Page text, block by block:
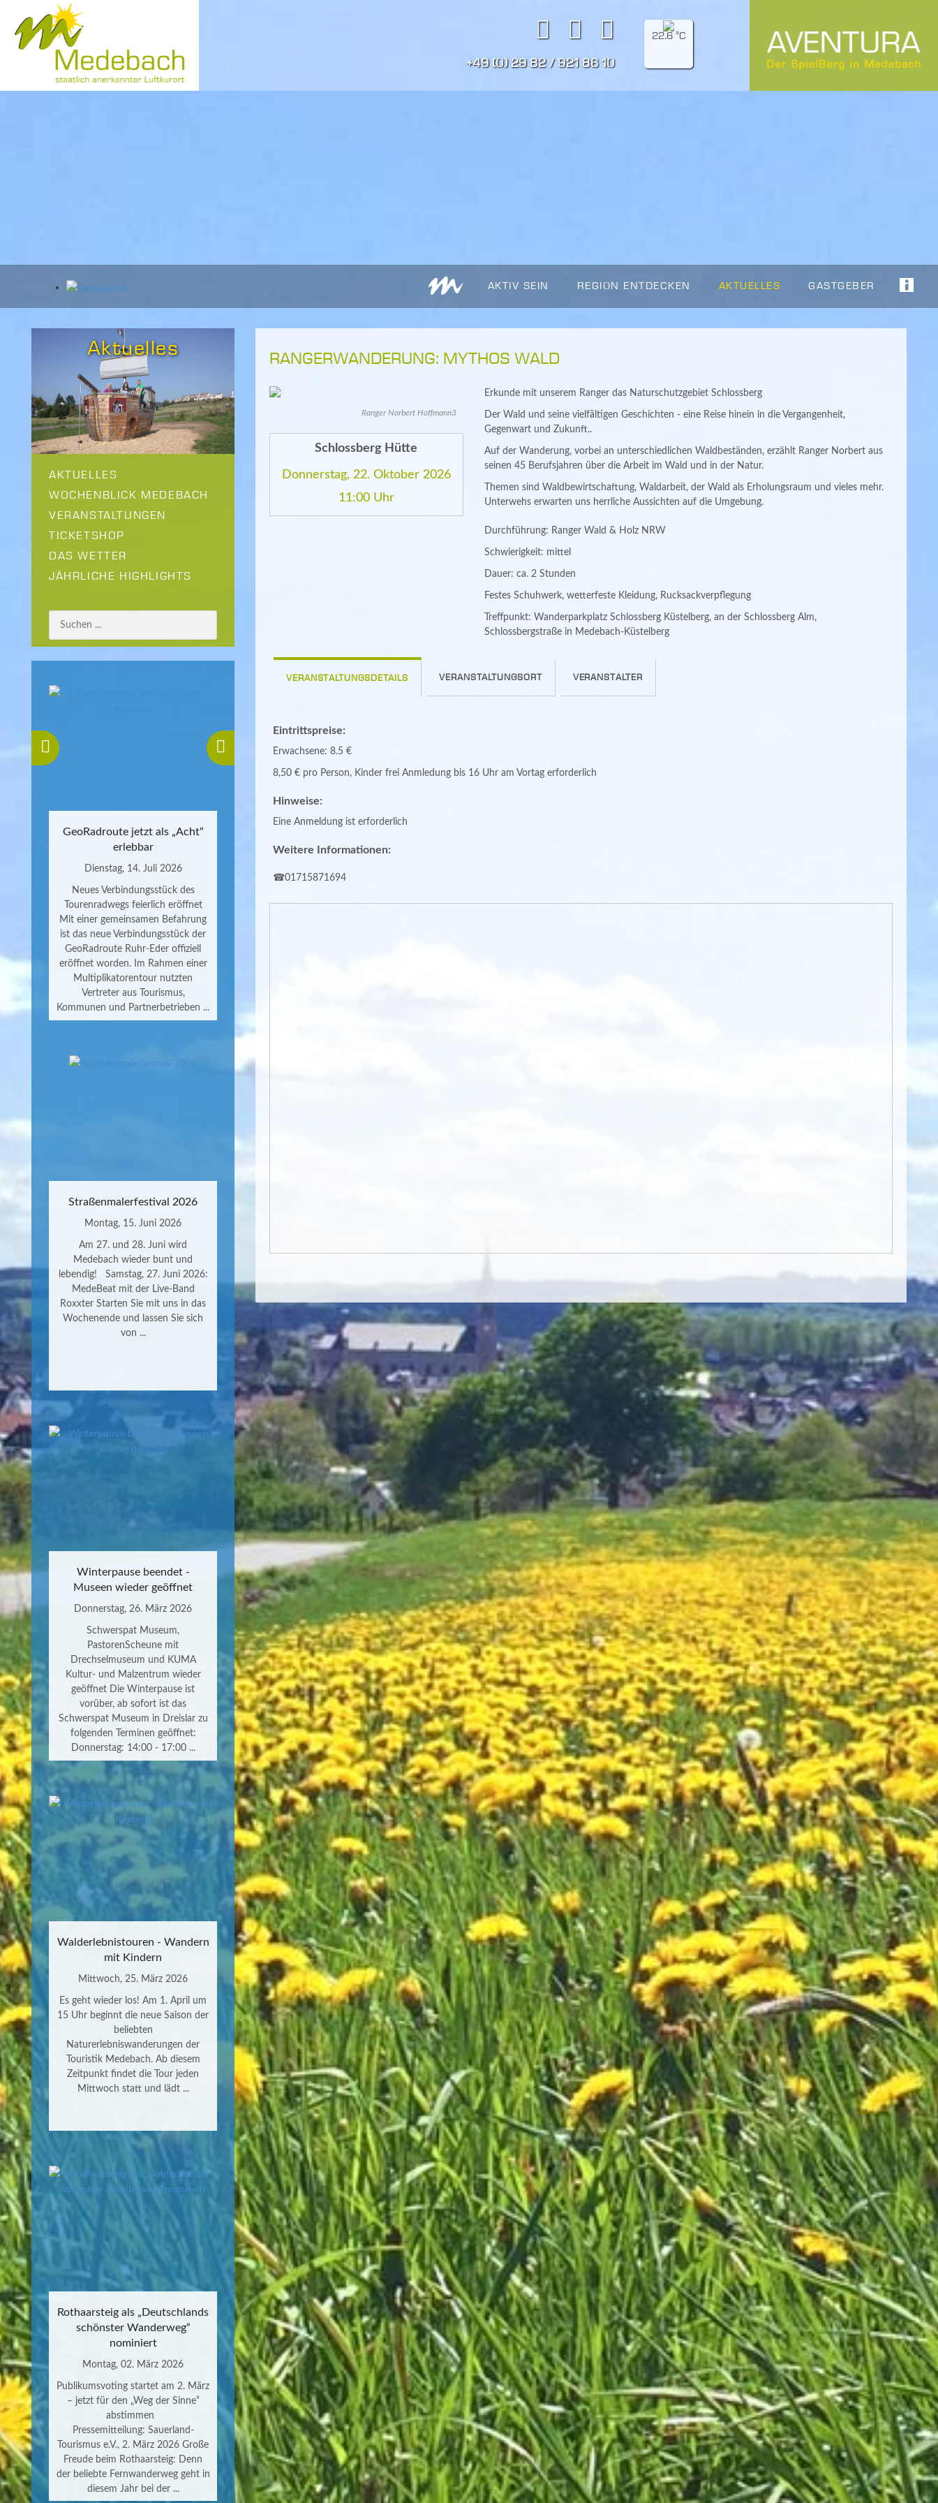
+49 (0) 29 82 / 921 86 10
22.6 °C
AKTIV SEIN REGION ENTDECKEN AKTUELLES GASTGEBER
Aktuelles
AKTUELLES
WOCHENBLICK MEDEBACH
VERANSTALTUNGEN
TICKETSHOP
DAS WETTER
JÄHRLICHE HIGHLIGHTS
GeoRadroute jetzt als „Acht“
erlebbar
Dienstag, 14. Juli 2026
Neues Verbindungsstück des
Tourenradwegs feierlich eröffnet
Mit einer gemeinsamen Befahrung
ist das neue Verbindungsstück der
GeoRadroute Ruhr-Eder offiziell
eröffnet worden. Im Rahmen einer
Multiplikatorentour nutzten
Vertreter aus Tourismus,
Kommunen und Partnerbetrieben ...
Straßenmalerfestival 2026
Montag, 15. Juni 2026
Am 27. und 28. Juni wird
Medebach wieder bunt und
lebendig! Samstag, 27. Juni 2026:
MedeBeat mit der Live-Band
Roxxter Starten Sie mit uns in das
Wochenende und lassen Sie sich
von ...
Winterpause beendet -
Museen wieder geöffnet
Donnerstag, 26. März 2026
Schwerspat Museum,
PastorenScheune mit
Drechselmuseum und KUMA
Kultur- und Malzentrum wieder
geöffnet Die Winterpause ist
vorüber, ab sofort ist das
Schwerspat Museum in Dreislar zu
folgenden Terminen geöffnet:
Donnerstag: 14:00 - 17:00 ...
Walderlebnistouren - Wandern
mit Kindern
Mittwoch, 25. März 2026
Es geht wieder los! Am 1. April um
15 Uhr beginnt die neue Saison der
beliebten
Naturerlebniswanderungen der
Touristik Medebach. Ab diesem
Zeitpunkt findet die Tour jeden
Mittwoch statt und lädt ...
Rothaarsteig als „Deutschlands
schönster Wanderweg“
nominiert
Montag, 02. März 2026
Publikumsvoting startet am 2. März
– jetzt für den „Weg der Sinne“
abstimmen
Pressemitteilung: Sauerland-
Tourismus e.V., 2. März 2026 Große
Freude beim Rothaarsteig: Denn
der beliebte Fernwanderweg geht in
diesem Jahr bei der ...
RANGERWANDERUNG: MYTHOS WALD
Ranger Norbert Hoffmann3
Schlossberg Hütte
Donnerstag, 22. Oktober 2026
11:00 Uhr
Erkunde mit unserem Ranger das Naturschutzgebiet Schlossberg
Der Wald und seine vielfältigen Geschichten - eine Reise hinein in die Vergangenheit,
Gegenwart und Zukunft..
Auf der Wanderung, vorbei an unterschiedlichen Waldbeständen, erzählt Ranger Norbert aus
seinen 45 Berufsjahren über die Arbeit im Wald und in der Natur.
Themen sind Waldbewirtschaftung, Waldarbeit, der Wald als Erholungsraum und vieles mehr.
Unterwehs erwarten uns herrliche Aussichten auf die Umgebung.
Durchführung: Ranger Wald & Holz NRW
Schwierigkeit: mittel
Dauer: ca. 2 Stunden
Festes Schuhwerk, wetterfeste Kleidung, Rucksackverpflegung
Treffpunkt: Wanderparkplatz Schlossberg Küstelberg, an der Schlossberg Alm,
Schlossbergstraße in Medebach-Küstelberg
VERANSTALTUNGSDETAILS VERANSTALTUNGSORT VERANSTALTER
Eintrittspreise:
Erwachsene: 8.5 €
8,50 € pro Person, Kinder frei Anmledung bis 16 Uhr am Vortag erforderlich
Hinweise:
Eine Anmeldung ist erforderlich
Weitere Informationen:
☎01715871694